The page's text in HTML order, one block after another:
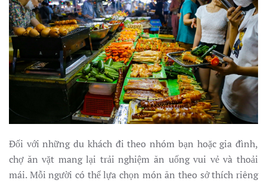
Đối với những du khách đi theo nhóm bạn hoặc gia đình,
chợ ăn vặt mang lại trải nghiệm ăn uống vui vẻ và thoải
mái. Mỗi người có thể lựa chọn món ăn theo sở thích riêng